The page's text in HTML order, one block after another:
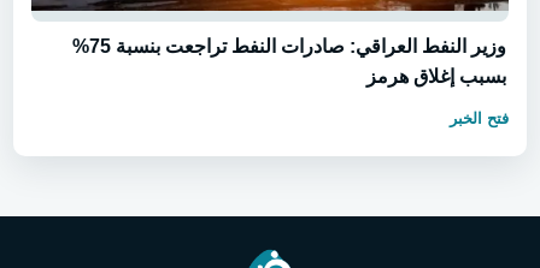
وزير النفط العراقي: صادرات النفط تراجعت بنسبة 75%
بسبب إغلاق هرمز
فتح الخبر